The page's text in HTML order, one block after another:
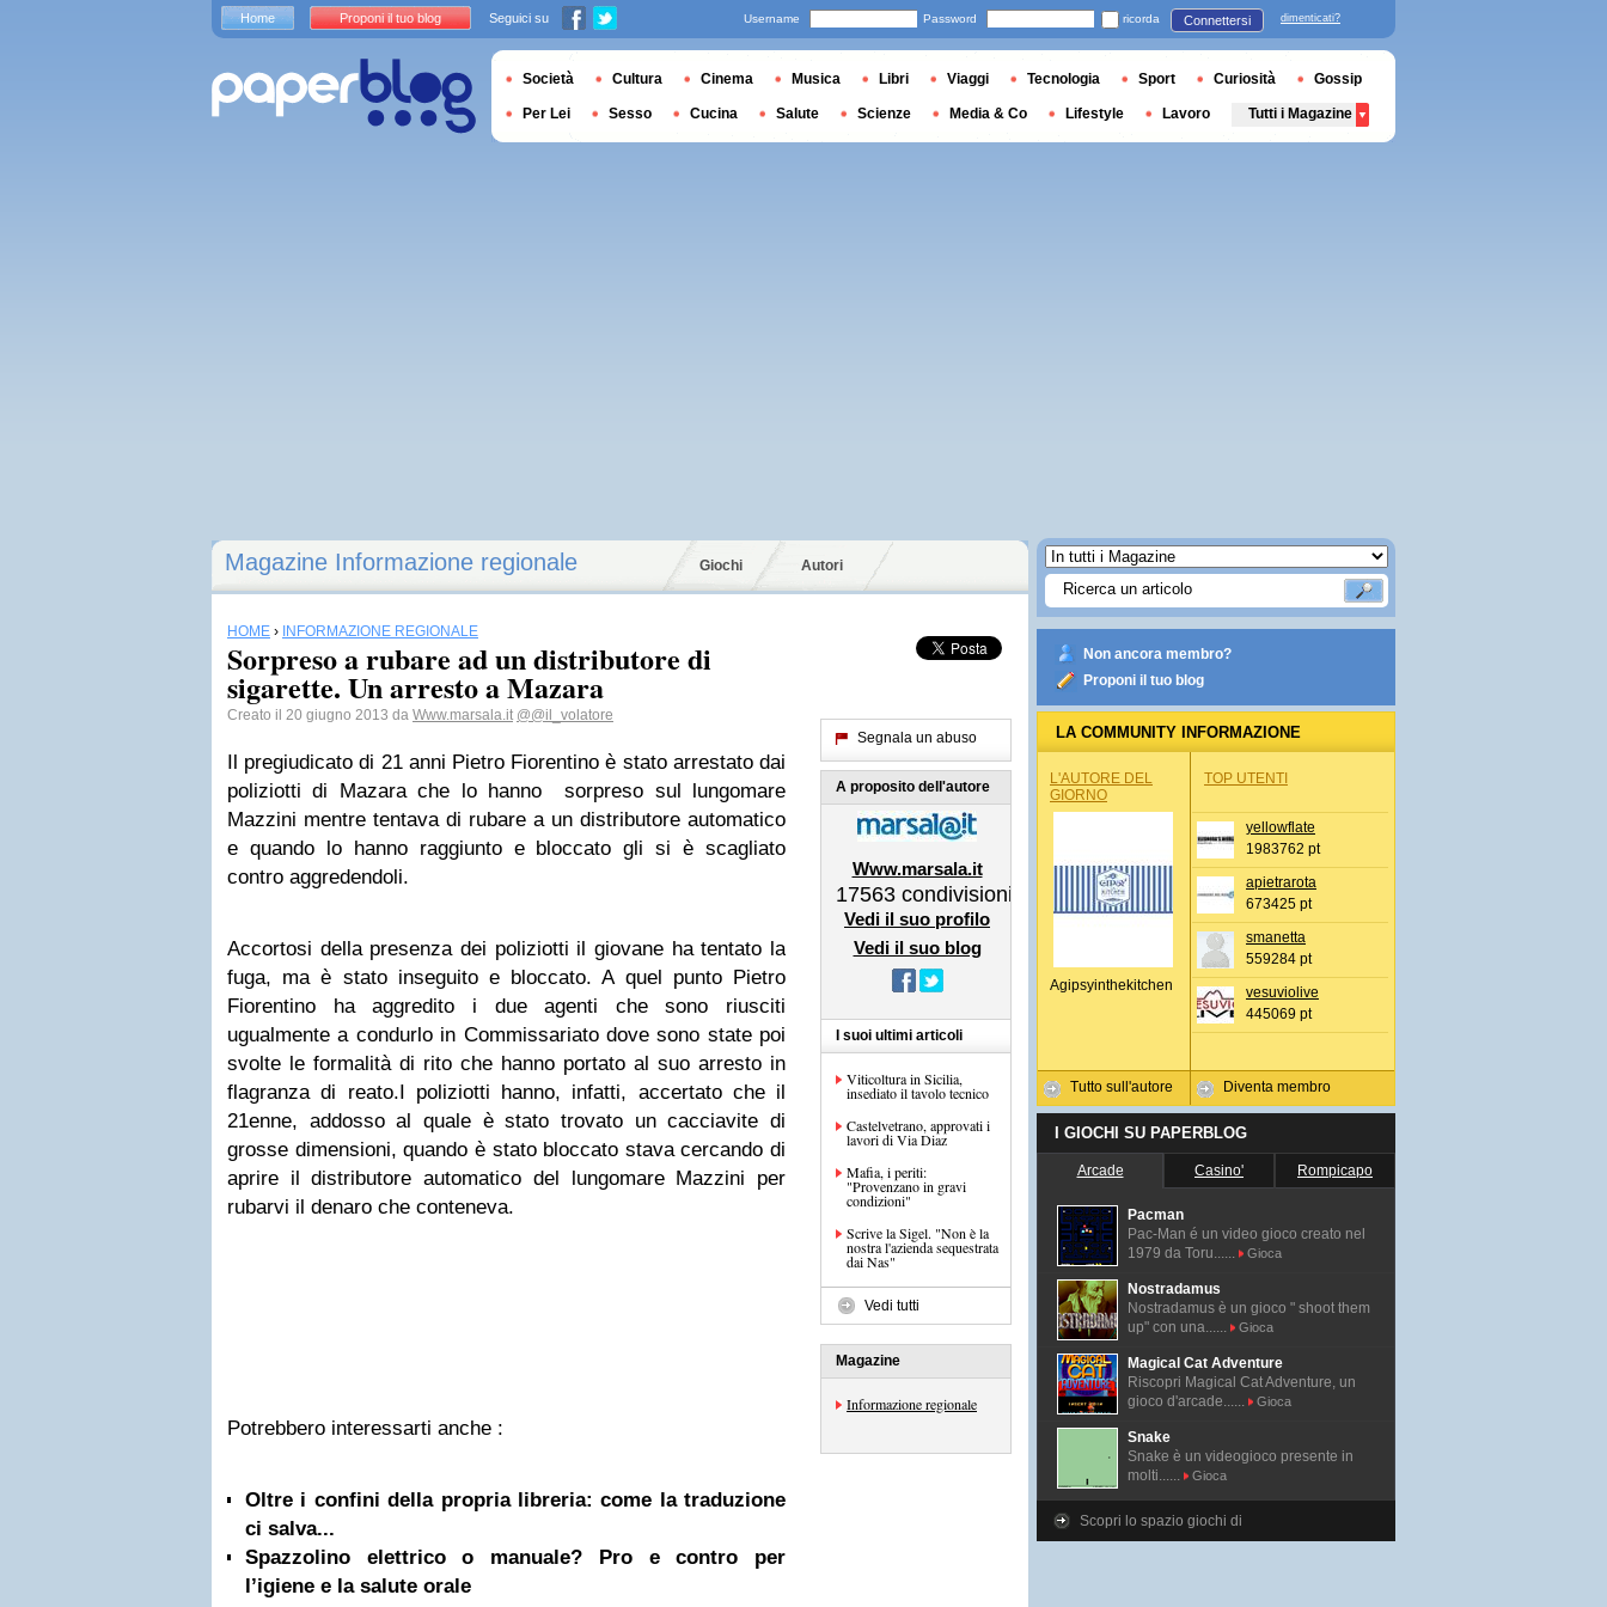
Magazine Informazione regionale Giochi Autori
HOME › INFORMAZIONE REGIONALE
Sorpreso a rubare ad un distributore di
sigarette. Un arresto a Mazara
Creato il 20 giugno 2013 da Www.marsala.it @@il_volatore
Il pregiudicato di 21 anni Pietro Fiorentino è stato arrestato dai
poliziotti di Mazara che lo hanno sorpreso sul lungomare
Mazzini mentre tentava di rubare a un distributore automatico
e quando lo hanno raggiunto e bloccato gli si è scagliato
contro aggredendoli.
Accortosi della presenza dei poliziotti il giovane ha tentato la
fuga, ma è stato inseguito e bloccato. A quel punto Pietro
Fiorentino ha aggredito i due agenti che sono riusciti
ugualmente a condurlo in Commissariato dove sono state poi
svolte le formalità di rito che hanno portato al suo arresto in
flagranza di reato.I poliziotti hanno, infatti, accertato che il
21enne, addosso al quale è stato trovato un cacciavite di
grosse dimensioni, quando è stato bloccato stava cercando di
aprire il distributore automatico del lungomare Mazzini per
rubarvi il denaro che conteneva.
Potrebbero interessarti anche :
Oltre i confini della propria libreria: come la traduzione
ci salva...
Spazzolino elettrico o manuale? Pro e contro per
l’igiene e la salute orale
Segnala un abuso
A proposito dell'autore
Www.marsala.it
17563 condivisioni
Vedi il suo profilo
Vedi il suo blog
I suoi ultimi articoli
Viticoltura in Sicilia,
insediato il tavolo tecnico
Castelvetrano, approvati i
lavori di Via Diaz
Mafia, i periti:
"Provenzano in gravi
condizioni"
Scrive la Sigel. "Non è la
nostra l'azienda sequestrata
dai Nas"
Vedi tutti
Magazine
Informazione regionale
Non ancora membro?
Proponi il tuo blog
LA COMMUNITY INFORMAZIONE
REGIONALE
L'AUTORE DEL
GIORNO
Agipsyinthekitchen
Tutto sull'autore
TOP UTENTI
yellowflate
1983762 pt
apietrarota
673425 pt
smanetta
559284 pt
vesuviolive
445069 pt
Diventa membro
I GIOCHI SU PAPERBLOG
Arcade Casino' Rompicapo
Pacman
Pac-Man é un video gioco creato nel
1979 da Toru......
Gioca
Nostradamus
Nostradamus è un gioco " shoot them
up" con una......
Gioca
Magical Cat Adventure
Riscopri Magical Cat Adventure, un
gioco d'arcade......
Gioca
Snake
Snake è un videogioco presente in
molti......
Gioca
Scopri lo spazio giochi di
Home Proponi il tuo blog Seguici su Username Password ricorda Connettersi dimenticati?
Società Cultura Cinema Musica Libri Viaggi Tecnologia Sport Curiosità Gossip
Per Lei Sesso Cucina Salute Scienze Media & Co Lifestyle Lavoro Tutti i Magazine